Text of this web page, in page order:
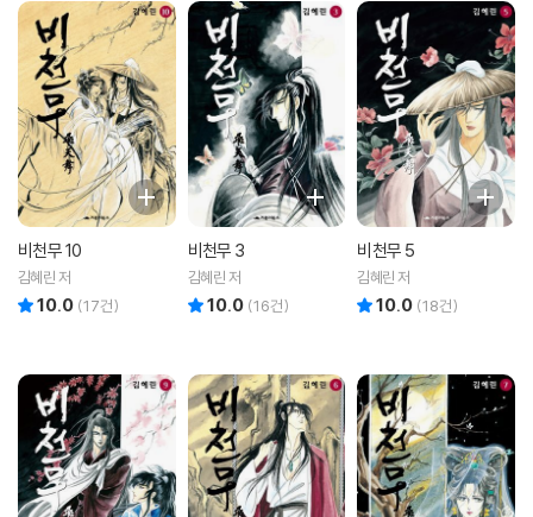
비천무 10
김혜린 저
10.0 (17건)
비천무 3
김혜린 저
10.0 (16건)
비천무 5
김혜린 저
10.0 (18건)